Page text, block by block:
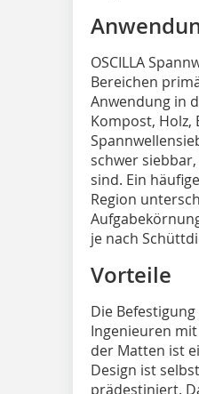
OSCILLA
Bereichen
Anwendung in
Kompost, Holz,
schwer
sind. Ein
Region
je nach
Vorteile
Die
Ingenieuren
der Matten ist
Design ist
prädestiniert.